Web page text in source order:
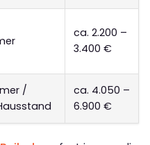
ca. 2.200 –
3.400 €
/
ca. 4.050 –
6.900 €